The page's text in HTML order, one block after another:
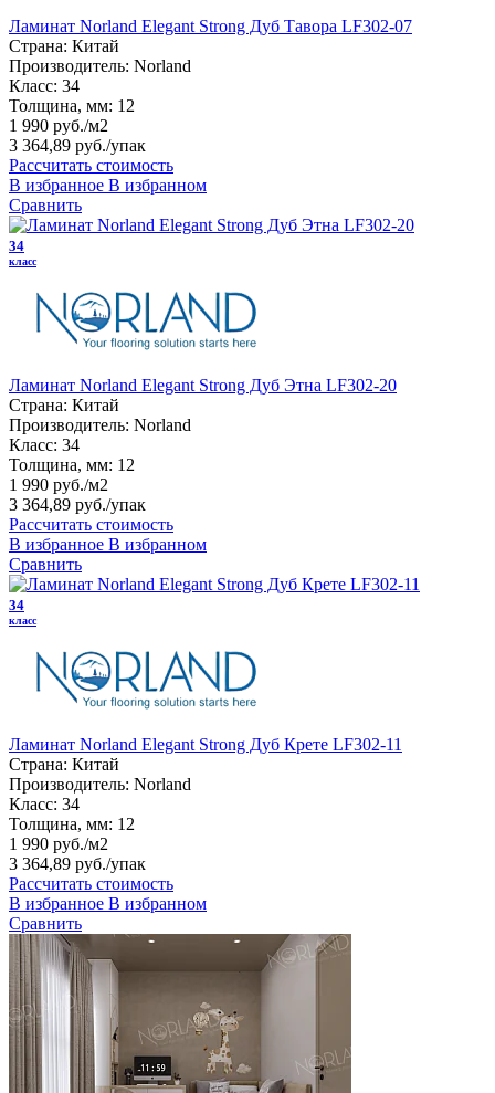
Ламинат Norland Elegant Strong Дуб Тавора LF302-07
Страна: Китай
Производитель: Norland
Класс: 34
Толщина, мм: 12
1 990 руб./м2
3 364,89 руб./упак
Рассчитать стоимость
В избранное В избранном
Сравнить
34
класс
Ламинат Norland Elegant Strong Дуб Этна LF302-20
Страна: Китай
Производитель: Norland
Класс: 34
Толщина, мм: 12
1 990 руб./м2
3 364,89 руб./упак
Рассчитать стоимость
В избранное В избранном
Сравнить
34
класс
Ламинат Norland Elegant Strong Дуб Крете LF302-11
Страна: Китай
Производитель: Norland
Класс: 34
Толщина, мм: 12
1 990 руб./м2
3 364,89 руб./упак
Рассчитать стоимость
В избранное В избранном
Сравнить